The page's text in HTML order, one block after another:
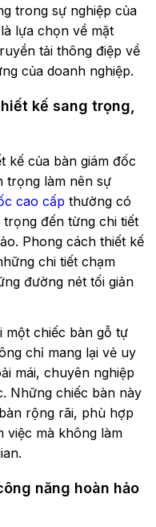
trong sự nghiệp của
lựa chọn về mặt
tải thông điệp về
của doanh nghiệp.
kế sang trọng,
kế của bàn giám đốc
trọng làm nên sự
cao cấp thường có
đến từng chi tiết
Phong cách thiết kế
chi tiết chạm
đường nét tối giản
một chiếc bàn gỗ tự
chỉ mang lại vẻ uy
mái, chuyên nghiệp
Những chiếc bàn này
rộng rãi, phù hợp
việc mà không làm
năng hoàn hảo